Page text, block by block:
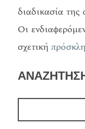
διαδικασία της
Οι
σχετική